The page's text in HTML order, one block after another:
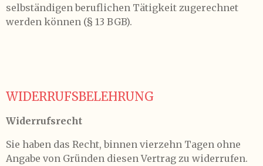
selbständigen beruflichen Tätigkeit zugerechnet
werden können (§ 13 BGB).
WIDERRUFSBELEHRUNG
Widerrufsrecht
Sie haben das Recht, binnen vierzehn Tagen ohne
Angabe von Gründen diesen Vertrag zu widerrufen.